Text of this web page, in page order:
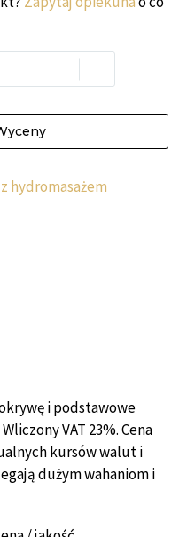
hydromasażem
i podstawowe
VAT 23%. Cena
kursów walut i
dużym wahaniom i